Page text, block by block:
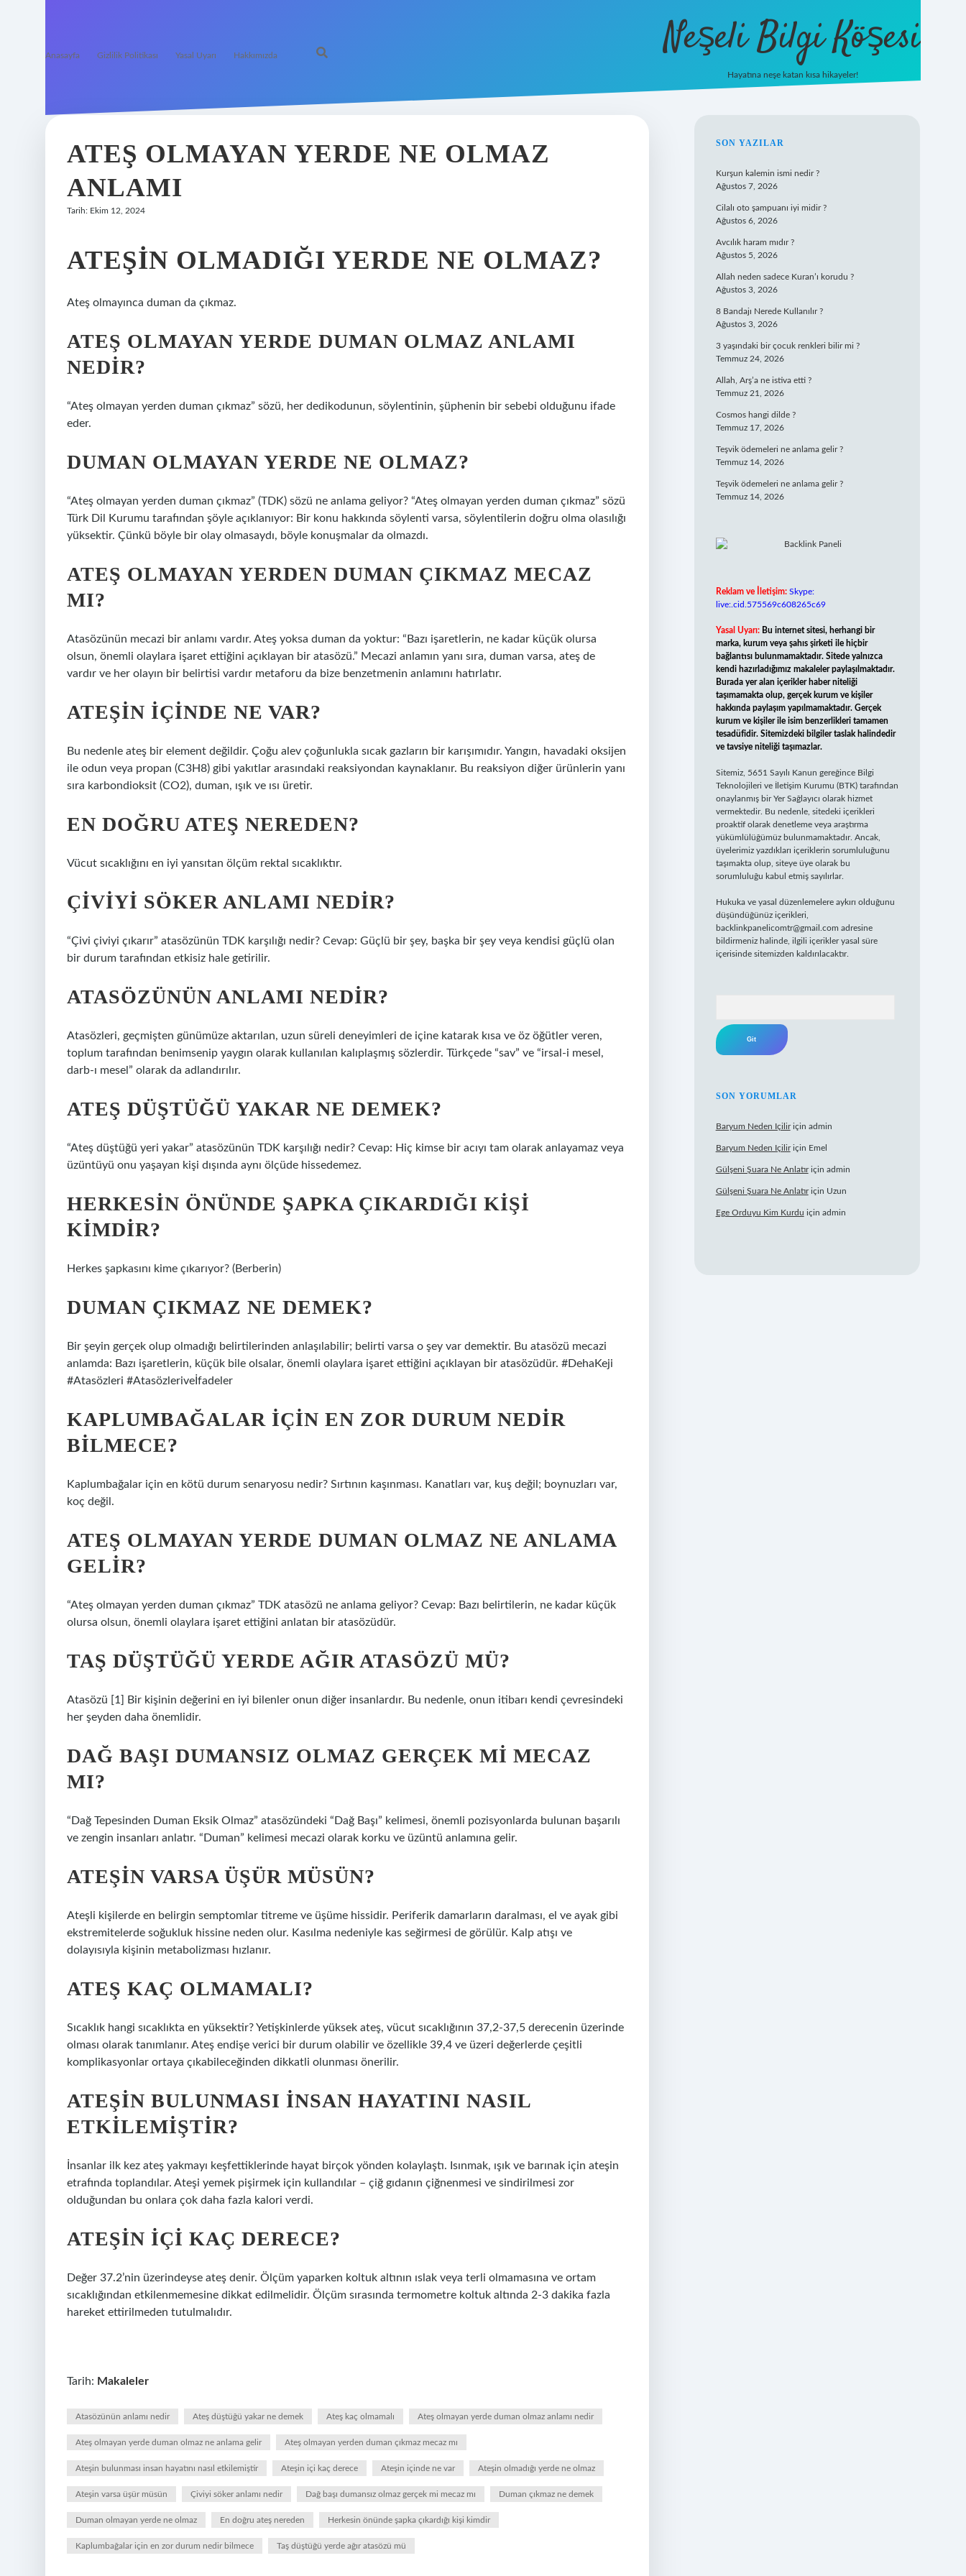
Anasayfa Gizlilik Politikası Yasal Uyarı Hakkımızda Neşeli Bilgi Köşesi
Hayatına neşe katan kısa hikayeler!
ATEŞ OLMAYAN YERDE NE OLMAZ
ANLAMI
Tarih: Ekim 12, 2024
ATEŞIN OLMADIĞI YERDE NE OLMAZ?
Ateş olmayınca duman da çıkmaz.
ATEŞ OLMAYAN YERDE DUMAN OLMAZ ANLAMI
NEDIR?
“Ateş olmayan yerden duman çıkmaz” sözü, her dedikodunun, söylentinin, şüphenin bir sebebi olduğunu ifade
eder.
DUMAN OLMAYAN YERDE NE OLMAZ?
“Ateş olmayan yerden duman çıkmaz” (TDK) sözü ne anlama geliyor? “Ateş olmayan yerden duman çıkmaz” sözü
Türk Dil Kurumu tarafından şöyle açıklanıyor: Bir konu hakkında söylenti varsa, söylentilerin doğru olma olasılığı
yüksektir. Çünkü böyle bir olay olmasaydı, böyle konuşmalar da olmazdı.
ATEŞ OLMAYAN YERDEN DUMAN ÇIKMAZ MECAZ
MI?
Atasözünün mecazi bir anlamı vardır. Ateş yoksa duman da yoktur: “Bazı işaretlerin, ne kadar küçük olursa
olsun, önemli olaylara işaret ettiğini açıklayan bir atasözü.” Mecazi anlamın yanı sıra, duman varsa, ateş de
vardır ve her olayın bir belirtisi vardır metaforu da bize benzetmenin anlamını hatırlatır.
ATEŞIN IÇINDE NE VAR?
Bu nedenle ateş bir element değildir. Çoğu alev çoğunlukla sıcak gazların bir karışımıdır. Yangın, havadaki oksijen
ile odun veya propan (C3H8) gibi yakıtlar arasındaki reaksiyondan kaynaklanır. Bu reaksiyon diğer ürünlerin yanı
sıra karbondioksit (CO2), duman, ışık ve ısı üretir.
EN DOĞRU ATEŞ NEREDEN?
Vücut sıcaklığını en iyi yansıtan ölçüm rektal sıcaklıktır.
ÇIVIYI SÖKER ANLAMI NEDIR?
“Çivi çiviyi çıkarır” atasözünün TDK karşılığı nedir? Cevap: Güçlü bir şey, başka bir şey veya kendisi güçlü olan
bir durum tarafından etkisiz hale getirilir.
ATASÖZÜNÜN ANLAMI NEDIR?
Atasözleri, geçmişten günümüze aktarılan, uzun süreli deneyimleri de içine katarak kısa ve öz öğütler veren,
toplum tarafından benimsenip yaygın olarak kullanılan kalıplaşmış sözlerdir. Türkçede “sav” ve “irsal-i mesel,
darb-ı mesel” olarak da adlandırılır.
ATEŞ DÜŞTÜĞÜ YAKAR NE DEMEK?
“Ateş düştüğü yeri yakar” atasözünün TDK karşılığı nedir? Cevap: Hiç kimse bir acıyı tam olarak anlayamaz veya
üzüntüyü onu yaşayan kişi dışında aynı ölçüde hissedemez.
HERKESIN ÖNÜNDE ŞAPKA ÇIKARDIĞI KIŞI
KIMDIR?
Herkes şapkasını kime çıkarıyor? (Berberin)
DUMAN ÇIKMAZ NE DEMEK?
Bir şeyin gerçek olup olmadığı belirtilerinden anlaşılabilir; belirti varsa o şey var demektir. Bu atasözü mecazi
anlamda: Bazı işaretlerin, küçük bile olsalar, önemli olaylara işaret ettiğini açıklayan bir atasözüdür. #DehaKeji
#Atasözleri #Atasözleriveİfadeler
KAPLUMBAĞALAR IÇIN EN ZOR DURUM NEDIR
BILMECE?
Kaplumbağalar için en kötü durum senaryosu nedir? Sırtının kaşınması. Kanatları var, kuş değil; boynuzları var,
koç değil.
ATEŞ OLMAYAN YERDE DUMAN OLMAZ NE ANLAMA
GELIR?
“Ateş olmayan yerden duman çıkmaz” TDK atasözü ne anlama geliyor? Cevap: Bazı belirtilerin, ne kadar küçük
olursa olsun, önemli olaylara işaret ettiğini anlatan bir atasözüdür.
TAŞ DÜŞTÜĞÜ YERDE AĞIR ATASÖZÜ MÜ?
Atasözü [1] Bir kişinin değerini en iyi bilenler onun diğer insanlardır. Bu nedenle, onun itibarı kendi çevresindeki
her şeyden daha önemlidir.
DAĞ BAŞI DUMANSIZ OLMAZ GERÇEK MI MECAZ
MI?
“Dağ Tepesinden Duman Eksik Olmaz” atasözündeki “Dağ Başı” kelimesi, önemli pozisyonlarda bulunan başarılı
ve zengin insanları anlatır. “Duman” kelimesi mecazi olarak korku ve üzüntü anlamına gelir.
ATEŞIN VARSA ÜŞÜR MÜSÜN?
Ateşli kişilerde en belirgin semptomlar titreme ve üşüme hissidir. Periferik damarların daralması, el ve ayak gibi
ekstremitelerde soğukluk hissine neden olur. Kasılma nedeniyle kas seğirmesi de görülür. Kalp atışı ve
dolayısıyla kişinin metabolizması hızlanır.
ATEŞ KAÇ OLMAMALI?
Sıcaklık hangi sıcaklıkta en yüksektir? Yetişkinlerde yüksek ateş, vücut sıcaklığının 37,2-37,5 derecenin üzerinde
olması olarak tanımlanır. Ateş endişe verici bir durum olabilir ve özellikle 39,4 ve üzeri değerlerde çeşitli
komplikasyonlar ortaya çıkabileceğinden dikkatli olunması önerilir.
ATEŞIN BULUNMASI INSAN HAYATINI NASIL
ETKILEMIŞTIR?
İnsanlar ilk kez ateş yakmayı keşfettiklerinde hayat birçok yönden kolaylaştı. Isınmak, ışık ve barınak için ateşin
etrafında toplandılar. Ateşi yemek pişirmek için kullandılar – çiğ gıdanın çiğnenmesi ve sindirilmesi zor
olduğundan bu onlara çok daha fazla kalori verdi.
ATEŞIN IÇI KAÇ DERECE?
Değer 37.2’nin üzerindeyse ateş denir. Ölçüm yaparken koltuk altının ıslak veya terli olmamasına ve ortam
sıcaklığından etkilenmemesine dikkat edilmelidir. Ölçüm sırasında termometre koltuk altında 2-3 dakika fazla
hareket ettirilmeden tutulmalıdır.
Tarih: Makaleler
Atasözünün anlamı nedir Ateş düştüğü yakar ne demek Ateş kaç olmamalı Ateş olmayan yerde duman olmaz anlamı nedir
Ateş olmayan yerde duman olmaz ne anlama gelir Ateş olmayan yerden duman çıkmaz mecaz mı
Ateşin bulunması insan hayatını nasıl etkilemiştir Ateşin içi kaç derece Ateşin içinde ne var Ateşin olmadığı yerde ne olmaz
Ateşin varsa üşür müsün Çiviyi söker anlamı nedir Dağ başı dumansız olmaz gerçek mi mecaz mı Duman çıkmaz ne demek
Duman olmayan yerde ne olmaz En doğru ateş nereden Herkesin önünde şapka çıkardığı kişi kimdir
Kaplumbağalar için en zor durum nedir bilmece Taş düştüğü yerde ağır atasözü mü
SIDEBAR
SON YAZILAR
Kurşun kalemin ismi nedir ?
Ağustos 7, 2026
Cilalı oto şampuanı iyi midir ?
Ağustos 6, 2026
Avcılık haram mıdır ?
Ağustos 5, 2026
Allah neden sadece Kuran’ı korudu ?
Ağustos 3, 2026
8 Bandajı Nerede Kullanılır ?
Ağustos 3, 2026
3 yaşındaki bir çocuk renkleri bilir mi ?
Temmuz 24, 2026
Allah, Arş’a ne istiva etti ?
Temmuz 21, 2026
Cosmos hangi dilde ?
Temmuz 17, 2026
Teşvik ödemeleri ne anlama gelir ?
Temmuz 14, 2026
Teşvik ödemeleri ne anlama gelir ?
Temmuz 14, 2026
Reklam ve İletişim: Skype:
live:.cid.575569c608265c69
Yasal Uyarı: Bu internet sitesi, herhangi bir
marka, kurum veya şahıs şirketi ile hiçbir
bağlantısı bulunmamaktadır. Sitede yalnızca
kendi hazırladığımız makaleler paylaşılmaktadır.
Burada yer alan içerikler haber niteliği
taşımamakta olup, gerçek kurum ve kişiler
hakkında paylaşım yapılmamaktadır. Gerçek
kurum ve kişiler ile isim benzerlikleri tamamen
tesadüfidir. Sitemizdeki bilgiler taslak halindedir
ve tavsiye niteliği taşımazlar.
Sitemiz, 5651 Sayılı Kanun gereğince Bilgi
Teknolojileri ve İletişim Kurumu (BTK) tarafından
onaylanmış bir Yer Sağlayıcı olarak hizmet
vermektedir. Bu nedenle, sitedeki içerikleri
proaktif olarak denetleme veya araştırma
yükümlülüğümüz bulunmamaktadır. Ancak,
üyelerimiz yazdıkları içeriklerin sorumluluğunu
taşımakta olup, siteye üye olarak bu
sorumluluğu kabul etmiş sayılırlar.
Hukuka ve yasal düzenlemelere aykırı olduğunu
düşündüğünüz içerikleri,
backlinkpanelicomtr@gmail.com adresine
bildirmeniz halinde, ilgili içerikler yasal süre
içerisinde sitemizden kaldırılacaktır.
SON YORUMLAR
Baryum Neden Içiliriçin admin
Baryum Neden Içiliriçin Emel
Gülşeni Şuara Ne Anlatıriçin admin
Gülşeni Şuara Ne Anlatıriçin Uzun
Ege Orduyu Kim Kurdu için admin